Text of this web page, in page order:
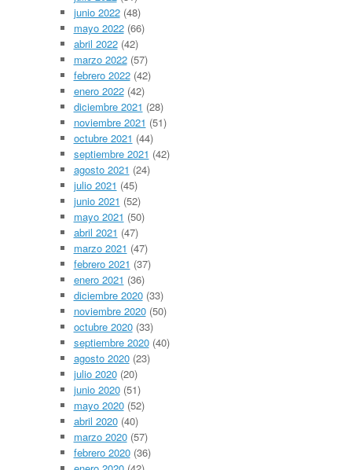
junio 2022(48)
mayo 2022(66)
abril 2022(42)
marzo 2022(57)
febrero 2022(42)
enero 2022(42)
diciembre 2021 (28)
noviembre 2021 (51)
octubre 2021 (44)
septiembre 2021 (42)
agosto 2021 (24)
julio 2021 (45)
junio 2021 (52)
mayo 2021 (50)
abril 2021 (47)
marzo 2021 (47)
febrero 2021 (37)
enero 2021 (36)
diciembre 2020(33)
noviembre 2020(50)
octubre 2020(33)
septiembre 2020(40)
agosto 2020(23)
julio 2020(20)
junio 2020(51)
mayo 2020(52)
abril 2020(40)
marzo 2020(57)
febrero 2020(36)